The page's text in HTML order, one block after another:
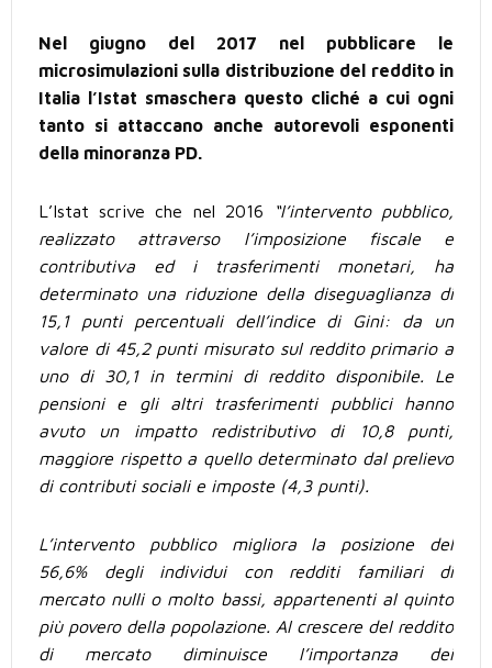
Nel giugno del 2017 nel pubblicare le
microsimulazioni sulla distribuzione del reddito in
Italia l’Istat smaschera questo cliché a cui ogni
tanto si attaccano anche autorevoli esponenti
della minoranza PD.
L’Istat scrive che nel 2016
“l’intervento pubblico,
realizzato attraverso l’imposizione fiscale e
contributiva ed i trasferimenti monetari, ha
determinato una riduzione della diseguaglianza di
15,1 punti percentuali dell’indice di Gini: da un
valore di 45,2 punti misurato sul reddito primario a
uno di 30,1 in termini di reddito disponibile. Le
pensioni e gli altri trasferimenti pubblici hanno
avuto un impatto redistributivo di 10,8 punti,
maggiore rispetto a quello determinato dal prelievo
di contributi sociali e imposte (4,3 punti).
L’intervento pubblico migliora la posizione del
56,6% degli individui con redditi familiari di
mercato nulli o molto bassi, appartenenti al quinto
più povero della popolazione. Al crescere del reddito
di mercato diminuisce l’importanza dei